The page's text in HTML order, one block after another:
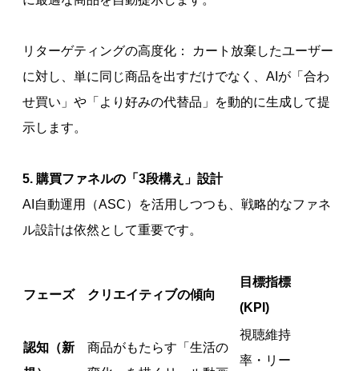
リターゲティングの高度化： カート放棄したユーザー
に対し、単に同じ商品を出すだけでなく、AIが「合わ
せ買い」や「より好みの代替品」を動的に生成して提
示します。
5. 購買ファネルの「3段構え」設計
AI自動運用（ASC）を活用しつつも、戦略的なファネ
ル設計は依然として重要です。
フェーズ クリエイティブの傾向
目標指標
(KPI)
認知（新
商品がもたらす「生活の
視聴維持
率・リー